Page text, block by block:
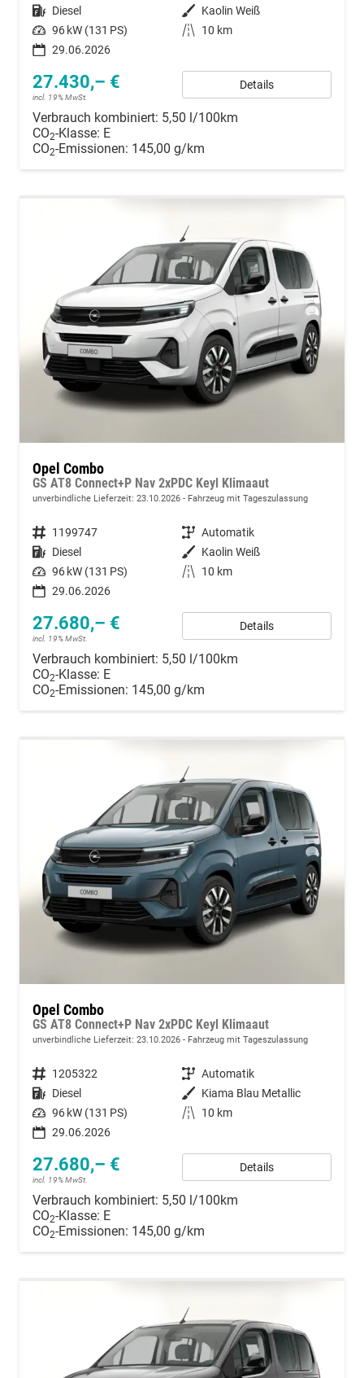
Kraftstoff Diesel Außenfarbe Kaolin Weiß
Leistung 96 kW (131 PS) Kilometerstand
10 km
29.06.2026
27.430,– €
incl. 19% MwSt.
Details
Verbrauch kombiniert: 5,50 l/100km
CO2-Klasse: E
CO2-Emissionen: 145,00 g/km
Opel Combo
GS AT8 Connect+P Nav 2xPDC Keyl Klimaaut
unverbindliche Lieferzeit: 23.10.2026 Fahrzeug mit Tageszulassung
Fahrzeugnummer 1199747 Getriebe Automatik
Kraftstoff Diesel Außenfarbe Kaolin Weiß
Leistung 96 kW (131 PS) Kilometerstand
10 km
29.06.2026
27.680,– €
incl. 19% MwSt.
Details
Verbrauch kombiniert: 5,50 l/100km
CO2-Klasse: E
CO2-Emissionen: 145,00 g/km
Opel Combo
GS AT8 Connect+P Nav 2xPDC Keyl Klimaaut
unverbindliche Lieferzeit: 23.10.2026 Fahrzeug mit Tageszulassung
Fahrzeugnummer 1205322 Getriebe Automatik
Kraftstoff Diesel Außenfarbe Kiama Blau Metallic
Leistung 96 kW (131 PS) Kilometerstand
10 km
29.06.2026
27.680,– €
incl. 19% MwSt.
Details
Verbrauch kombiniert: 5,50 l/100km
CO2-Klasse: E
CO2-Emissionen: 145,00 g/km